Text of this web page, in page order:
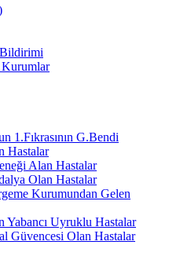
Kurumlar
1.Fıkrasının G.Bendi
Hastalar
Alan Hastalar
Olan Hastalar
Kurumundan Gelen
Yabancı Uyruklu Hastalar
Güvencesi Olan Hastalar